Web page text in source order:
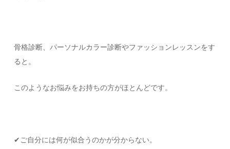
骨格診断、パーソナルカラー診断やファッションレッスンをす
ると。
このようなお悩みをお持ちの方がほとんどです。
✔︎ご自分には何が似合うのかが分からない。